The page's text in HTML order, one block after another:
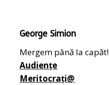
George Simion
Mergem până la capăt!
Audiențe
Meritocrați@